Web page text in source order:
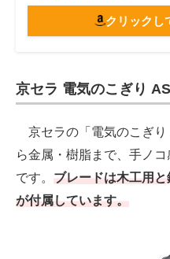
クリックし
京セラ 電気のこぎり
京セラの「電気のこぎり
ら金属・樹脂まで、手ノ
です。 ブレードは木工用
が付属しています。